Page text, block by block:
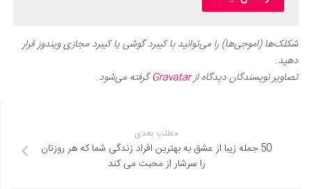
شکلک‌ها (اموجی‌ها) را می‌توانید با کیبرد گوشی یا کیبرد مجازی ویندوز قرار
دهید.
تصاویر نویسندگان دیدگاه ازGravatarگرفته می‌شود.
مطلب بعدی
50 جمله زیبا از عشق به بهترین افراد زندگی شما که هر روزتان
را سرشار از محبت می کند